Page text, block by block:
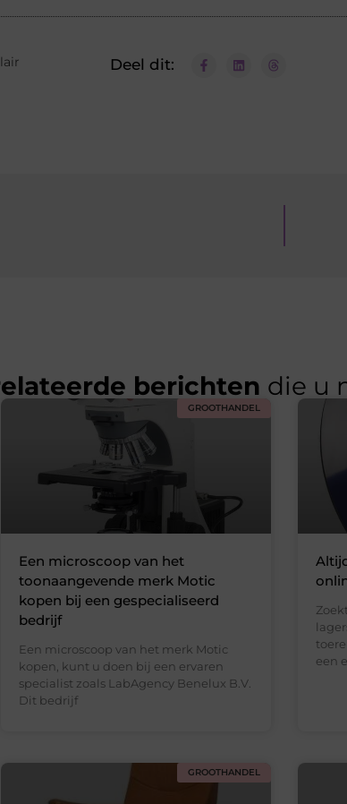
Deel dit:
berichten die u
GROOTHANDEL
Een microscoop van het
toonaangevende merk Motic
kopen bij een gespecialiseerd
bedrijf
Een microscoop van het merk Motic
kopen, kunt u doen bij een ervaren
specialist zoals LabAgency Benelux B.V.
Dit bedrijf
een
GROOTHANDEL